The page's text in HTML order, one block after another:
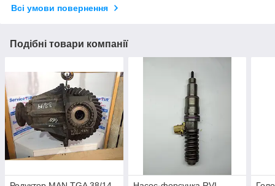
Всі умови повернення
Подібні товари компанії